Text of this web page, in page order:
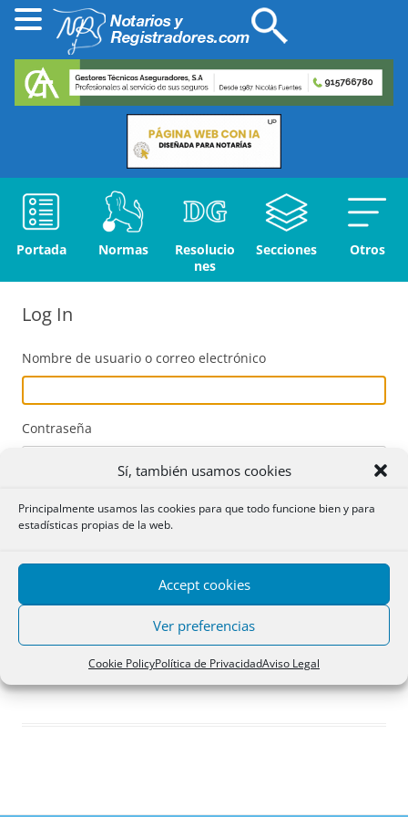
Sí, también usamos cookies
Principalmente usamos las cookies para que todo funcione bien y para
estadísticas propias de la web.
Accept cookies
Ver preferencias
Cookie PolicyPolítica de PrivacidadAviso Legal
Portada Normas
Resolucio
nes
Secciones Otros
Log In
Nombre de usuario o correo electrónico
Contraseña
Acceder
Registro
¿Has olvidado tu contraseña?